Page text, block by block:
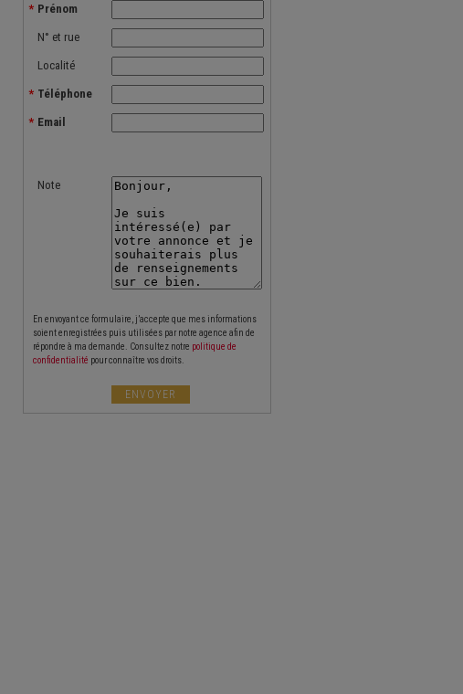
Prénom
N° et rue
Localité
Téléphone
Email
Note
En envoyant ce formulaire, j’accepte que mes informations
soient enregistrées puis utilisées par notre agence afin de
répondre à ma demande. Consultez notre politique de
confidentialité pour connaître vos droits.